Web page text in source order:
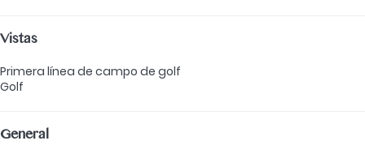
Vistas
Primera línea de campo de golf
Golf
General